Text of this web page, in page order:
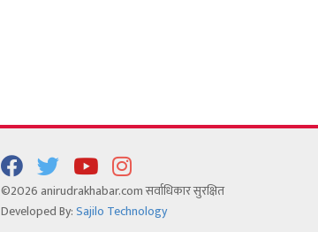
©2026 anirudrakhabar.com सर्वाधिकार सुरक्षित
Developed By:Sajilo Technology